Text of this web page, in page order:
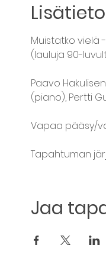
Muistatko vielä -
(lauluja 90-
Paavo
(piano), Pertti
Vapaa pääsy/
Tapahtuman
Jaa